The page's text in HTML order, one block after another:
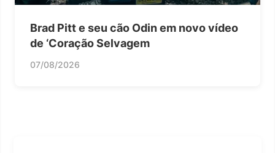
Brad Pitt e seu cão Odin em novo vídeo
de ‘Coração Selvagem
07/08/2026